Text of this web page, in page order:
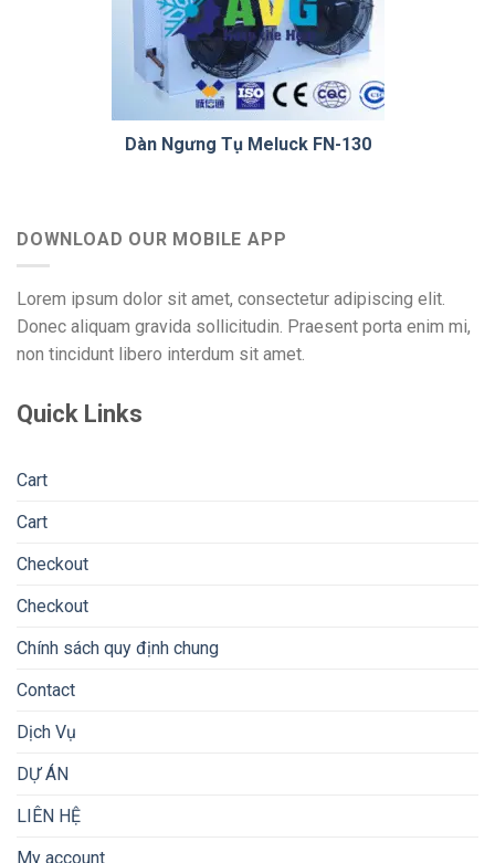
Dàn Ngưng Tụ Meluck FN-130
DOWNLOAD OUR MOBILE APP
Lorem ipsum dolor sit amet, consectetur adipiscing elit.
Donec aliquam gravida sollicitudin. Praesent porta enim mi,
non tincidunt libero interdum sit amet.
Quick Links
Cart
Cart
Checkout
Checkout
Chính sách quy định chung
Contact
Dịch Vụ
DỰ ÁN
LIÊN HỆ
My account